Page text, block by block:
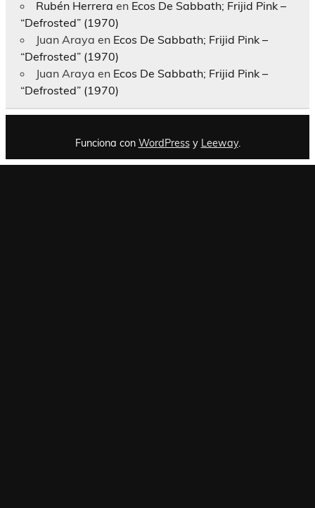
Rubén Herrera en Ecos De Sabbath; Frijid Pink –
“Defrosted” (1970)
Juan Araya en Ecos De Sabbath; Frijid Pink –
“Defrosted” (1970)
Juan Araya en Ecos De Sabbath; Frijid Pink –
“Defrosted” (1970)
Funciona con WordPressy Leeway.